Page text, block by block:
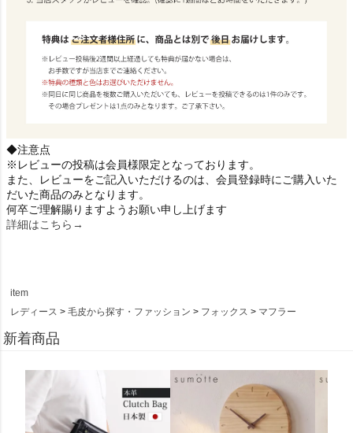
◆注意点
※レビューの投稿は会員様限定となっております。
また、レビューをご記入いただけるのは、会員登録時にご購入いた
だいた商品のみとなります。
何卒ご理解賜りますようお願い申し上げます
詳細はこちら→
item
レディース
毛皮から探す・ファッション フォックス マフラー
新着商品